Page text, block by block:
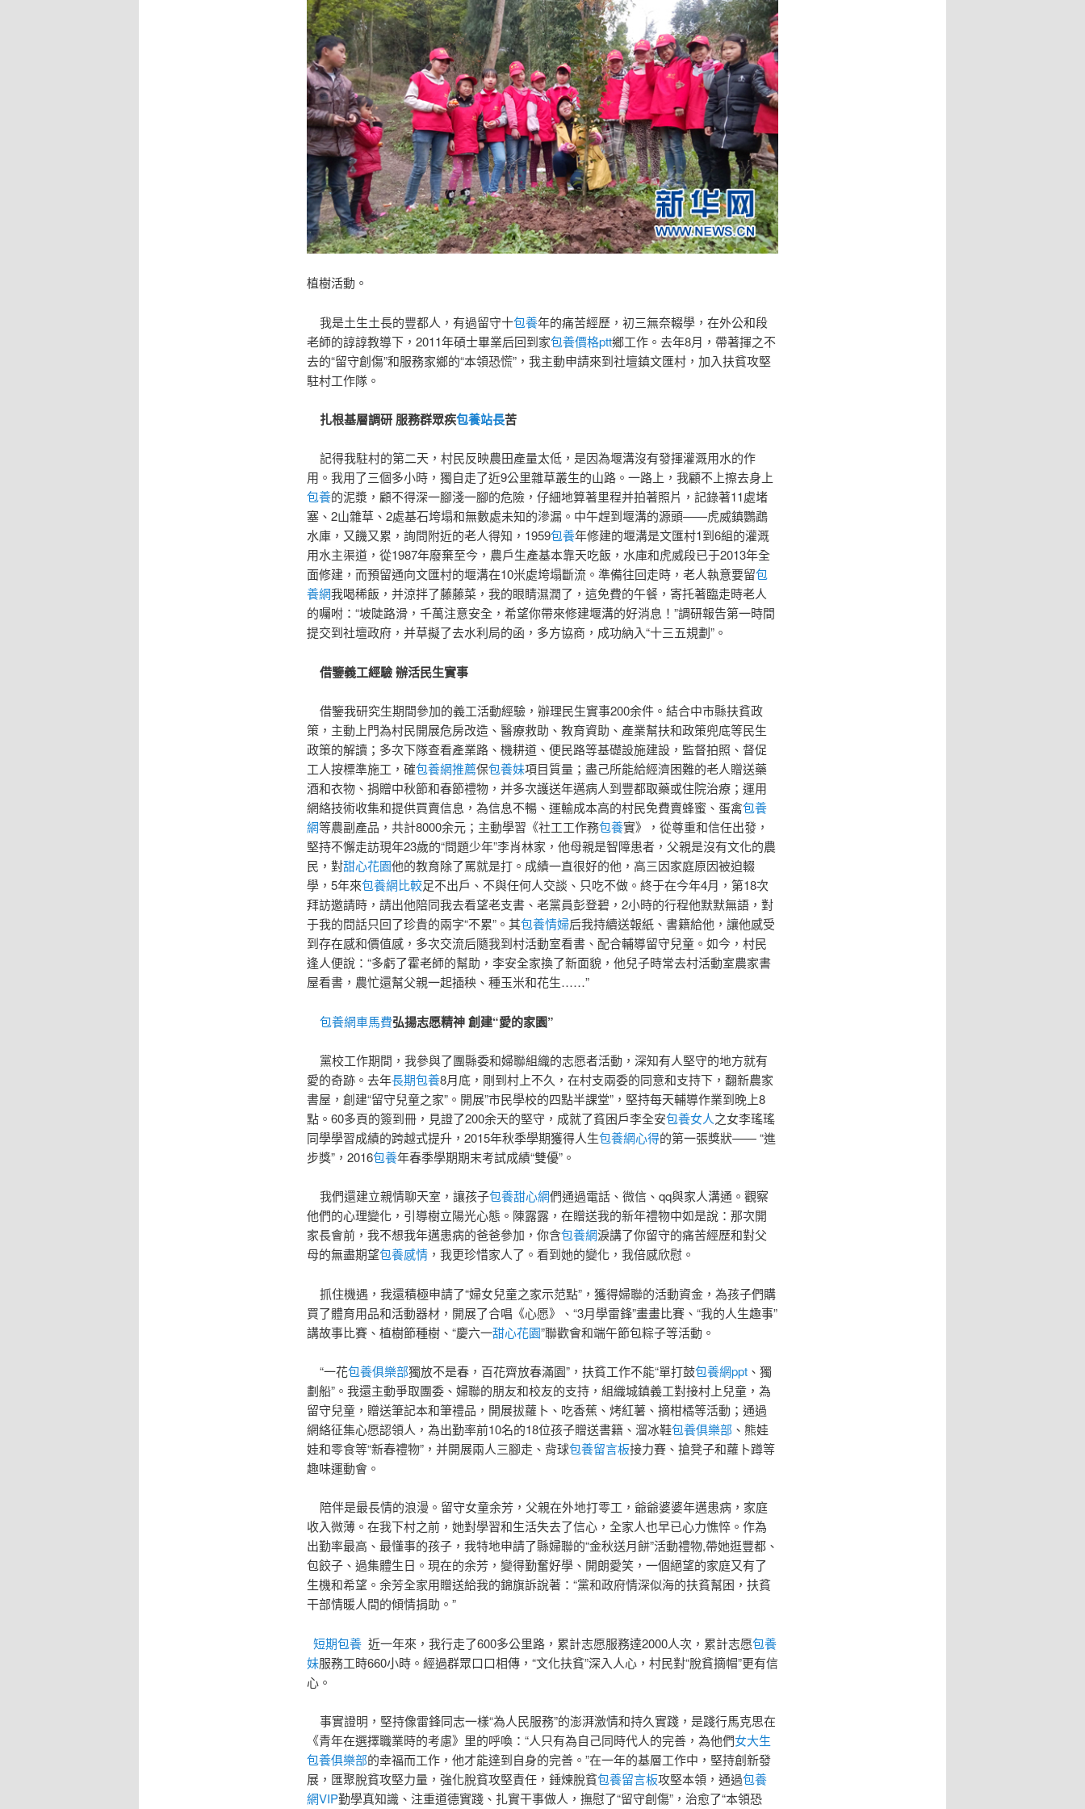
植樹活動。
我是土生土長的豐都人，有過留守十包養年的痛苦經歷，初三無奈輟學，在外公和段
老師的諄諄教導下，2011年碩士畢業后回到家包養價格ptt鄉工作。去年8月，帶著揮之不
去的“留守創傷”和服務家鄉的“本領恐慌”，我主動申請來到社壇鎮文匯村，加入扶貧攻堅
駐村工作隊。
扎根基層調研 服務群眾疾包養站長苦
記得我駐村的第二天，村民反映農田產量太低，是因為堰溝沒有發揮灌溉用水的作
用。我用了三個多小時，獨自走了近9公里雜草叢生的山路。一路上，我顧不上擦去身上
包養的泥漿，顧不得深一腳淺一腳的危險，仔細地算著里程并拍著照片，記錄著11處堵
塞、2山雜草、2處基石垮塌和無數處未知的滲漏。中午趕到堰溝的源頭——虎威鎮鸚鵡
水庫，又饑又累，詢問附近的老人得知，1959包養年修建的堰溝是文匯村1到6組的灌溉
用水主渠道，從1987年廢棄至今，農戶生產基本靠天吃飯，水庫和虎威段已于2013年全
面修建，而預留通向文匯村的堰溝在10米處垮塌斷流。準備往回走時，老人執意要留包
養網我喝稀飯，并涼拌了藤藤菜，我的眼睛濕潤了，這免費的午餐，寄托著臨走時老人
的囑咐：“坡陡路滑，千萬注意安全，希望你帶來修建堰溝的好消息！”調研報告第一時間
提交到社壇政府，并草擬了去水利局的函，多方協商，成功納入“十三五規劃”。
借鑒義工經驗 辦活民生實事
借鑒我研究生期間參加的義工活動經驗，辦理民生實事200余件。結合中市縣扶貧政
策，主動上門為村民開展危房改造、醫療救助、教育資助、產業幫扶和政策兜底等民生
政策的解讀；多次下隊查看產業路、機耕道、便民路等基礎設施建設，監督拍照、督促
工人按標準施工，確包養網推薦保包養妹項目質量；盡己所能給經濟困難的老人贈送藥
酒和衣物、捐贈中秋節和春節禮物，并多次護送年邁病人到豐都取藥或住院治療；運用
網絡技術收集和提供買賣信息，為信息不暢、運輸成本高的村民免費賣蜂蜜、蛋禽包養
網等農副產品，共計8000余元；主動學習《社工工作務包養實》，從尊重和信任出發，
堅持不懈走訪現年23歲的“問題少年”李肖林家，他母親是智障患者，父親是沒有文化的農
民，對甜心花園他的教育除了罵就是打。成績一直很好的他，高三因家庭原因被迫輟
學，5年來包養網比較足不出戶、不與任何人交談、只吃不做。終于在今年4月，第18次
拜訪邀請時，請出他陪同我去看望老支書、老黨員彭登碧，2小時的行程他默默無語，對
于我的問話只回了珍貴的兩字“不累”。其包養情婦后我持續送報紙、書籍給他，讓他感受
到存在感和價值感，多次交流后隨我到村活動室看書、配合輔導留守兒童。如今，村民
逢人便說：“多虧了霍老師的幫助，李安全家換了新面貌，他兒子時常去村活動室農家書
屋看書，農忙還幫父親一起插秧、種玉米和花生……”
包養網車馬費弘揚志愿精神 創建“愛的家園”
黨校工作期間，我參與了團縣委和婦聯組織的志愿者活動，深知有人堅守的地方就有
愛的奇跡。去年長期包養8月底，剛到村上不久，在村支兩委的同意和支持下，翻新農家
書屋，創建“留守兒童之家”。開展”市民學校的四點半課堂”，堅持每天輔導作業到晚上8
點。60多頁的簽到冊，見證了200余天的堅守，成就了貧困戶李全安包養女人之女李瑤瑤
同學學習成績的跨越式提升，2015年秋季學期獲得人生包養網心得的第一張獎狀—— “進
步獎”，2016包養年春季學期期末考試成績“雙優”。
我們還建立親情聊天室，讓孩子包養甜心網們通過電話、微信、qq與家人溝通。觀察
他們的心理變化，引導樹立陽光心態。陳露露，在贈送我的新年禮物中如是說：那次開
家長會前，我不想我年邁患病的爸爸參加，你含包養網淚講了你留守的痛苦經歷和對父
母的無盡期望包養感情，我更珍惜家人了。看到她的變化，我倍感欣慰。
抓住機遇，我還積極申請了“婦女兒童之家示范點”，獲得婦聯的活動資金，為孩子們購
買了體育用品和活動器材，開展了合唱《心愿》、“3月學雷鋒”畫畫比賽、“我的人生趣事”
講故事比賽、植樹節種樹、“慶六一甜心花園”聯歡會和端午節包粽子等活動。
“一花包養俱樂部獨放不是春，百花齊放春滿園”，扶貧工作不能“單打鼓包養網ppt、獨
劃船”。我還主動爭取團委、婦聯的朋友和校友的支持，組織城鎮義工對接村上兒童，為
留守兒童，贈送筆記本和筆禮品，開展拔蘿卜、吃香蕉、烤紅薯、摘柑橘等活動；通過
網絡征集心愿認領人，為出勤率前10名的18位孩子贈送書籍、溜冰鞋包養俱樂部 、熊娃
娃和零食等“新春禮物”，并開展兩人三腳走、背球包養留言板接力賽、搶凳子和蘿卜蹲等
趣味運動會。
陪伴是最長情的浪漫。留守女童余芳，父親在外地打零工，爺爺婆婆年邁患病，家庭
收入微薄。在我下村之前，她對學習和生活失去了信心，全家人也早已心力憔悴。作為
出勤率最高、最懂事的孩子，我特地申請了縣婦聯的“金秋送月餅”活動禮物,帶她逛豐都、
包餃子、過集體生日。現在的余芳，變得勤奮好學、開朗愛笑，一個絕望的家庭又有了
生機和希望。余芳全家用贈送給我的錦旗訴說著：“黨和政府情深似海的扶貧幫困，扶貧
干部情暖人間的傾情捐助。”
短期包養近一年來，我行走了600多公里路，累計志愿服務達2000人次，累計志愿包養
妹服務工時660小時。經過群眾口口相傳，“文化扶貧”深入人心，村民對“脫貧摘帽”更有信
心。
事實證明，堅持像雷鋒同志一樣“為人民服務”的澎湃激情和持久實踐，是踐行馬克思在
《青年在選擇職業時的考慮》里的呼喚：“人只有為自己同時代人的完善，為他們女大生
包養俱樂部的幸福而工作，他才能達到自身的完善。”在一年的基層工作中，堅持創新發
展，匯聚脫貧攻堅力量，強化脫貧攻堅責任，錘煉脫貧包養留言板攻堅本領，通過包養
網VIP勤學真知識、注重道德實踐、扎實干事做人，撫慰了“留守創傷”，治愈了“本領恐